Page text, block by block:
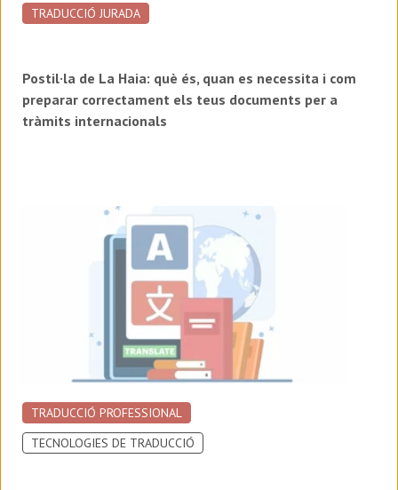
TRADUCCIÓ JURADA
Postil·la de La Haia: què és, quan es necessita i com
preparar correctament els teus documents per a
tràmits internacionals
TRADUCCIÓ PROFESSIONAL
TECNOLOGIES DE TRADUCCIÓ